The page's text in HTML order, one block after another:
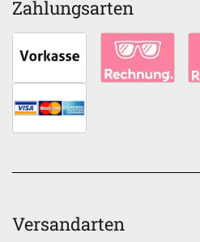
Zahlungsarten
Versandarten